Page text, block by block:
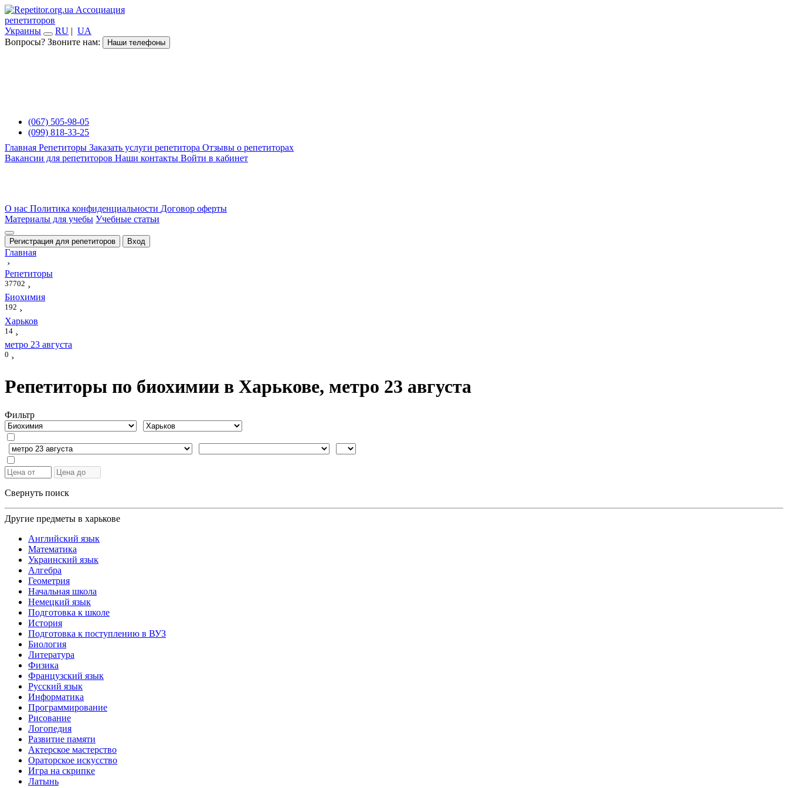
Ассоциация
репетиторов
Украины
RU | UA
Вопросы? Звоните нам:
Наши телефоны
(067) 505-98-05
(099) 818-33-25
Главная Репетиторы Заказать услуги репетитора Отзывы о репетиторах
Вакансии для репетиторов Наши контакты Войти в кабинет
О нас Политика конфиденциальности Договор оферты
Материалы для учебы Учебные статьи
Регистрация для репетиторов Вход
Главная
›
Репетиторы
37702 ›
Биохимия
192 ›
Харьков
14 ›
метро 23 августа
0 ›
Репетиторы по биохимии в Харькове, метро 23 августа
Фильтр
Свернуть поиск
Другие предметы в харькове
Английский язык
Математика
Украинский язык
Алгебра
Геометрия
Начальная школа
Немецкий язык
Подготовка к школе
История
Подготовка к поступлению в ВУЗ
Биология
Литература
Физика
Французский язык
Русский язык
Информатика
Программирование
Рисование
Логопедия
Развитие памяти
Актерское мастерство
Ораторское искусство
Игра на скрипке
Латынь